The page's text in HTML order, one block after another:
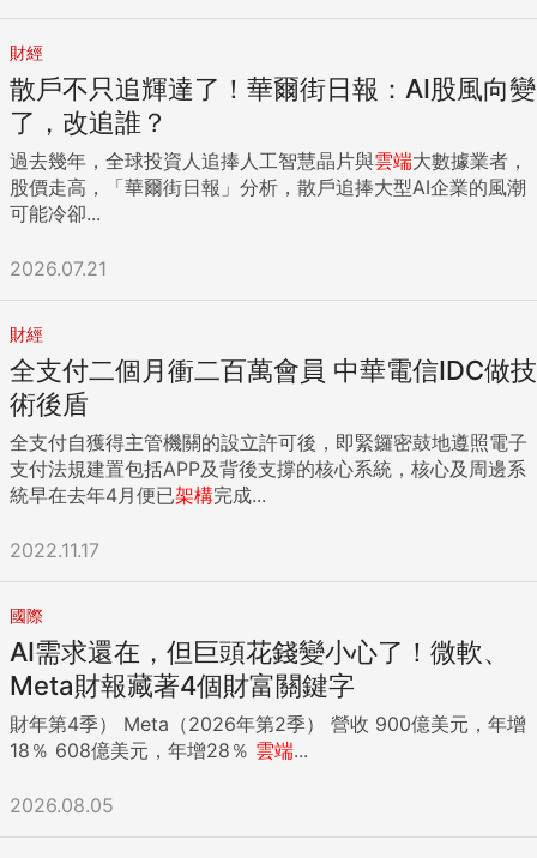
財經
散戶不只追輝達了！華爾街日報：AI股風向變
了，改追誰？
過去幾年，全球投資人追捧人工智慧晶片與雲端大數據業者，
股價走高，「華爾街日報」分析，散戶追捧大型AI企業的風潮
可能冷卻...
2026.07.21
財經
全支付二個月衝二百萬會員 中華電信IDC做技
術後盾
全支付自獲得主管機關的設立許可後，即緊鑼密鼓地遵照電子
支付法規建置包括APP及背後支撐的核心系統，核心及周邊系
統早在去年4月便已架構完成...
2022.11.17
國際
AI需求還在，但巨頭花錢變小心了！微軟、
Meta財報藏著4個財富關鍵字
財年第4季） Meta（2026年第2季） 營收 900億美元，年增
18％ 608億美元，年增28％ 雲端...
2026.08.05